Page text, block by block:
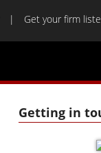
Get your firm
Getting in